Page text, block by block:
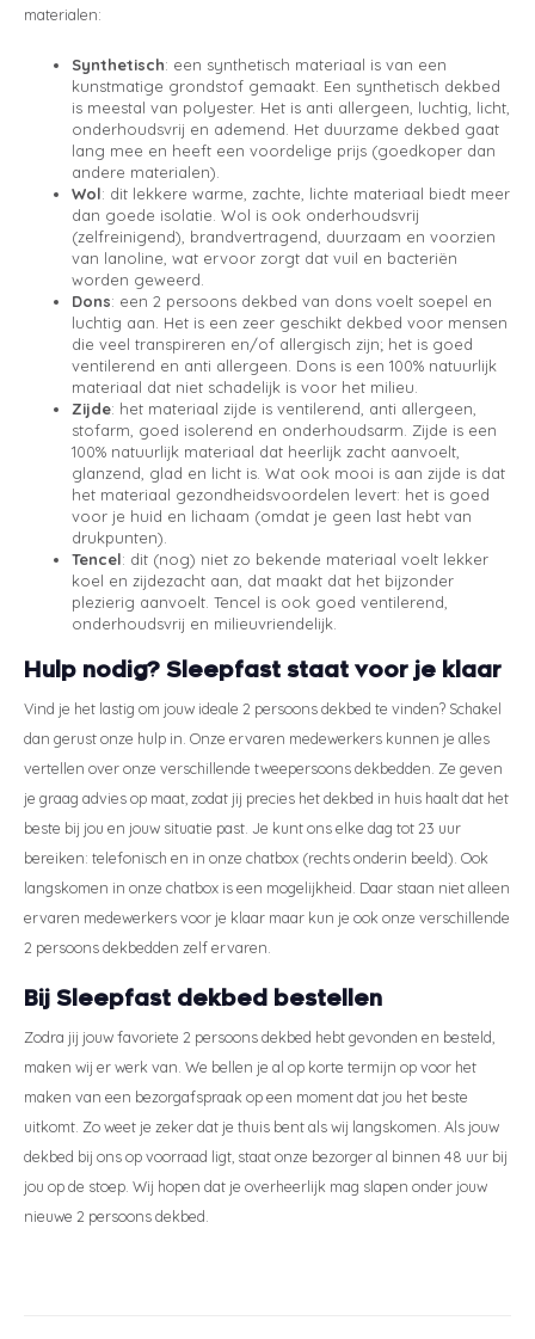
materialen:
Synthetisch: een synthetisch materiaal is van een
kunstmatige grondstof gemaakt. Een synthetisch dekbed
is meestal van polyester. Het is anti allergeen, luchtig, licht,
onderhoudsvrij en ademend. Het duurzame dekbed gaat
lang mee en heeft een voordelige prijs (goedkoper dan
andere materialen).
Wol: dit lekkere warme, zachte, lichte materiaal biedt meer
dan goede isolatie. Wol is ook onderhoudsvrij
(zelfreinigend), brandvertragend, duurzaam en voorzien
van lanoline, wat ervoor zorgt dat vuil en bacteriën
worden geweerd.
Dons: een 2 persoons dekbed van dons voelt soepel en
luchtig aan. Het is een zeer geschikt dekbed voor mensen
die veel transpireren en/of allergisch zijn; het is goed
ventilerend en anti allergeen. Dons is een 100% natuurlijk
materiaal dat niet schadelijk is voor het milieu.
Zijde: het materiaal zijde is ventilerend, anti allergeen,
stofarm, goed isolerend en onderhoudsarm. Zijde is een
100% natuurlijk materiaal dat heerlijk zacht aanvoelt,
glanzend, glad en licht is. Wat ook mooi is aan zijde is dat
het materiaal gezondheidsvoordelen levert: het is goed
voor je huid en lichaam (omdat je geen last hebt van
drukpunten).
Tencel: dit (nog) niet zo bekende materiaal voelt lekker
koel en zijdezacht aan, dat maakt dat het bijzonder
plezierig aanvoelt. Tencel is ook goed ventilerend,
onderhoudsvrij en milieuvriendelijk.
Hulp nodig? Sleepfast staat voor je klaar
Vind je het lastig om jouw ideale 2 persoons dekbed te vinden? Schakel
dan gerust onze hulp in. Onze ervaren medewerkers kunnen je alles
vertellen over onze verschillende tweepersoons dekbedden. Ze geven
je graag advies op maat, zodat jij precies het dekbed in huis haalt dat het
beste bij jou en jouw situatie past. Je kunt ons elke dag tot 23 uur
bereiken: telefonisch en in onze chatbox (rechts onderin beeld). Ook
langskomen in onze chatbox is een mogelijkheid. Daar staan niet alleen
ervaren medewerkers voor je klaar maar kun je ook onze verschillende
2 persoons dekbedden zelf ervaren.
Bij Sleepfast dekbed bestellen
Zodra jij jouw favoriete 2 persoons dekbed hebt gevonden en besteld,
maken wij er werk van. We bellen je al op korte termijn op voor het
maken van een bezorgafspraak op een moment dat jou het beste
uitkomt. Zo weet je zeker dat je thuis bent als wij langskomen. Als jouw
dekbed bij ons op voorraad ligt, staat onze bezorger al binnen 48 uur bij
jou op de stoep. Wij hopen dat je overheerlijk mag slapen onder jouw
nieuwe 2 persoons dekbed.